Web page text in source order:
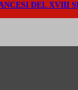
DEL XVIII